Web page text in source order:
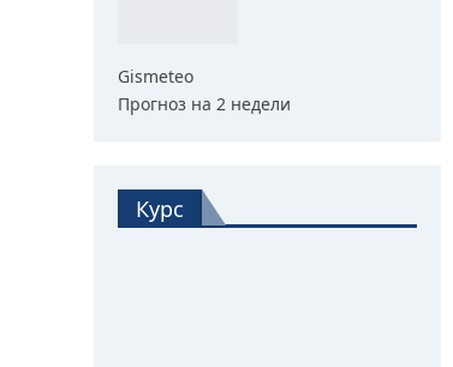
Gismeteo
Прогноз на 2 недели
Курс